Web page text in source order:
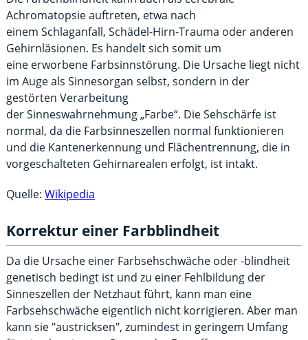
Achromatopsie auftreten, etwa nach
einem Schlaganfall, Schädel-Hirn-Trauma oder anderen
Gehirnläsionen. Es handelt sich somit um
eine erworbene Farbsinnstörung. Die Ursache liegt nicht
im Auge als Sinnesorgan selbst, sondern in der
gestörten Verarbeitung
der Sinneswahrnehmung „Farbe“. Die Sehschärfe ist
normal, da die Farbsinneszellen normal funktionieren
und die Kantenerkennung und Flächentrennung, die in
vorgeschalteten Gehirnarealen erfolgt, ist intakt.
Quelle: Wikipedia
Korrektur einer Farbblindheit
Da die Ursache einer Farbsehschwäche oder -blindheit
genetisch bedingt ist und zu einer Fehlbildung der
Sinneszellen der Netzhaut führt, kann man eine
Farbsehschwäche eigentlich nicht korrigieren. Aber man
kann sie "austricksen", zumindest in geringem Umfang